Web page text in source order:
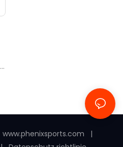
www.phenixsports.com
|